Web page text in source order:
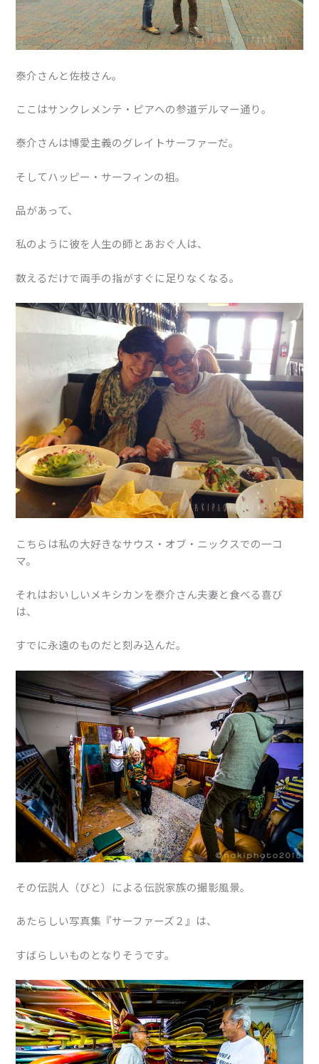
泰介さんと佐枝さん。
ここはサンクレメンテ・ピアへの参道デルマー通り。
泰介さんは博愛主義のグレイトサーファーだ。
そしてハッピー・サーフィンの祖。
品があって、
私のように彼を人生の師とあおぐ人は、
数えるだけで両手の指がすぐに足りなくなる。
こちらは私の大好きなサウス・オブ・ニックスでの一コ
マ。
それはおいしいメキシカンを泰介さん夫妻と食べる喜び
は、
すでに永遠のものだと刻み込んだ。
その伝説人（びと）による伝説家族の撮影風景。
あたらしい写真集『サーファーズ２』は、
すばらしいものとなりそうです。